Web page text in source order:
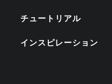
チュートリアル
インスピレーション